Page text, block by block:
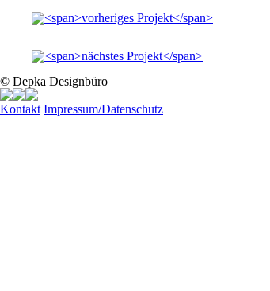
© Depka Designbüro
Kontakt Impressum/Datenschutz